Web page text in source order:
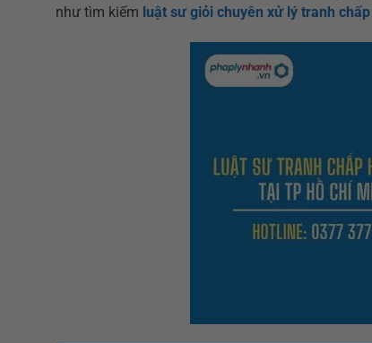
như tìm kiếm luật sư giỏi chuyên xử lý tranh